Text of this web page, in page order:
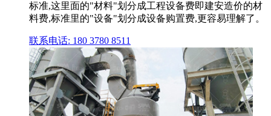
标准,这里面的"材料"划分成工程设备费即建安造价的材
料费,标准里的"设备"划分成设备购置费,更容易理解了。
联系电话: 180 3780 8511